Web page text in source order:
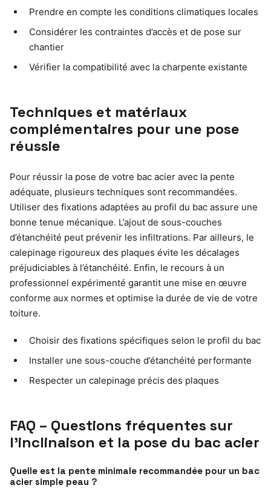
Prendre en compte les conditions climatiques locales
Considérer les contraintes d’accès et de pose sur
chantier
Vérifier la compatibilité avec la charpente existante
Techniques et matériaux
complémentaires pour une pose
réussie
Pour réussir la pose de votre bac acier avec la pente
adéquate, plusieurs techniques sont recommandées.
Utiliser des fixations adaptées au profil du bac assure une
bonne tenue mécanique. L’ajout de sous-couches
d’étanchéité peut prévenir les infiltrations. Par ailleurs, le
calepinage rigoureux des plaques évite les décalages
préjudiciables à l’étanchéité. Enfin, le recours à un
professionnel expérimenté garantit une mise en œuvre
conforme aux normes et optimise la durée de vie de votre
toiture.
Choisir des fixations spécifiques selon le profil du bac
Installer une sous-couche d’étanchéité performante
Respecter un calepinage précis des plaques
FAQ – Questions fréquentes sur
l’inclinaison et la pose du bac acier
Quelle est la pente minimale recommandée pour un bac
acier simple peau ?